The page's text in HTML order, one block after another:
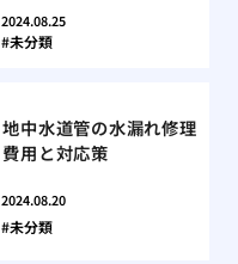
2024.08.25
未分類
地中水道管の水漏れ修理
費用と対応策
2024.08.20
未分類